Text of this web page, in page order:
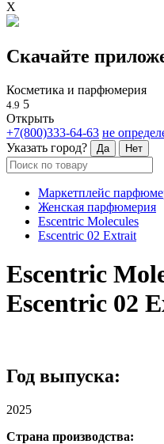
X
Скачайте
Косметика и парфюмерия
4.9 5
Открыть
+7(800)333-64-63 не
Указать город?
Да Нет
Маркетплейс
Женская парфюмерия
Escentric Molecules
Escentric 02 Extrait
Escentric
Escentric 02
Год выпуска:
2025
Страна производства: